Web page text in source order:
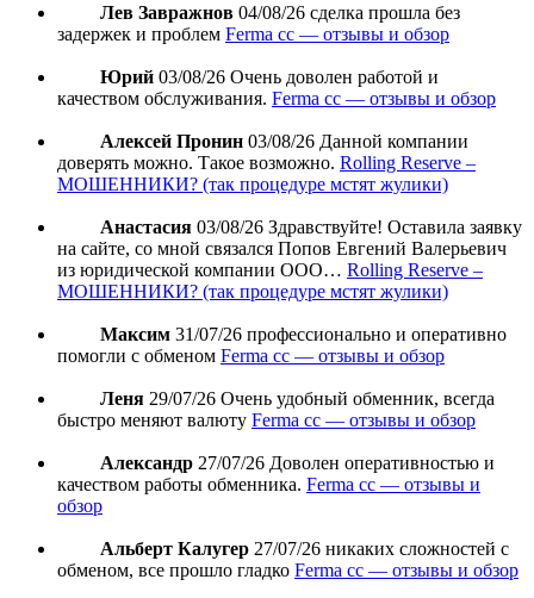
Лев Завражнов 04/08/26 сделка прошла без
задержек и проблем Ferma cc — отзывы и обзор
Юрий 03/08/26 Очень доволен работой и
качеством обслуживания. Ferma cc — отзывы и обзор
Алексей Пронин 03/08/26 Данной компании
доверять можно. Такое возможно. Rolling Reserve –
МОШЕННИКИ? (так процедуре мстят жулики)
Анастасия 03/08/26 Здравствуйте! Оставила заявку
на сайте, со мной связался Попов Евгений Валерьевич
из юридической компании ООО… Rolling Reserve –
МОШЕННИКИ? (так процедуре мстят жулики)
Максим 31/07/26 профессионально и оперативно
помогли с обменом Ferma cc — отзывы и обзор
Леня 29/07/26 Очень удобный обменник, всегда
быстро меняют валюту Ferma cc — отзывы и обзор
Александр 27/07/26 Доволен оперативностью и
качеством работы обменника. Ferma cc — отзывы и
обзор
Альберт Калугер 27/07/26 никаких сложностей с
обменом, все прошло гладко Ferma cc — отзывы и обзор